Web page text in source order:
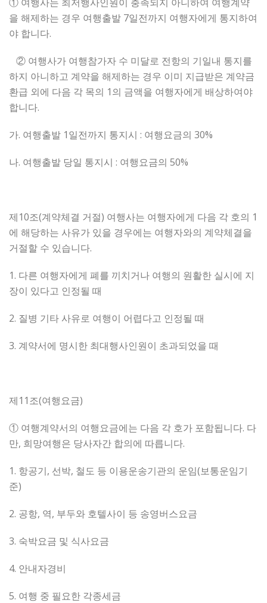
을 해제하는 경우 여행출발 7일전까지 여행자에게 통지하여
야 합니다.
② 여행사가 여행참가자 수 미달로 전항의 기일내 통지를
하지 아니하고 계약을 해제하는 경우 이미 지급받은 계약금
환급 외에 다음 각 목의 1의 금액을 여행자에게 배상하여야
합니다.
가. 여행출발 1일전까지 통지시 : 여행요금의 30%
나. 여행출발 당일 통지시 : 여행요금의 50%
제10조(계약체결 거절) 여행사는 여행자에게 다음 각 호의 1
에 해당하는 사유가 있을 경우에는 여행자와의 계약체결을
거절할 수 있습니다.
1. 다른 여행자에게 폐를 끼치거나 여행의 원활한 실시에 지
장이 있다고 인정될 때
2. 질병 기타 사유로 여행이 어렵다고 인정될 때
3. 계약서에 명시한 최대행사인원이 초과되었을 때
제11조(여행요금)
① 여행계약서의 여행요금에는 다음 각 호가 포함됩니다. 다
만, 희망여행은 당사자간 합의에 따릅니다.
1. 항공기, 선박, 철도 등 이용운송기관의 운임(보통운임기
준)
2. 공항, 역, 부두와 호텔사이 등 송영버스요금
3. 숙박요금 및 식사요금
4. 안내자경비
5. 여행 중 필요한 각종세금